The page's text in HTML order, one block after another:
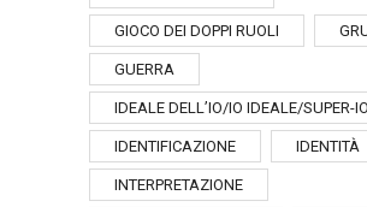
GIOCO DEI DOPPI RUOLI
GUERRA
IDEALE DELL’IO/IO IDEALE/SUPER-IO
IDENTIFICAZIONE IDENTITÀ
INTERPRETAZIONE